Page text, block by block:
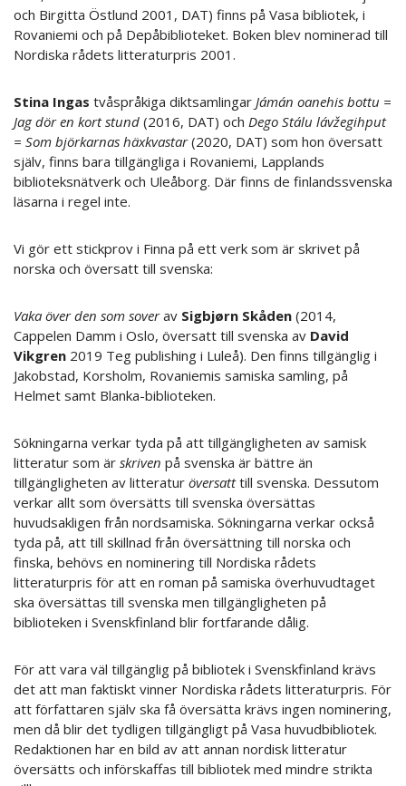
och Birgitta Östlund 2001, DAT) finns på Vasa bibliotek, i
Rovaniemi och på Depåbiblioteket. Boken blev nominerad till
Nordiska rådets litteraturpris 2001.
Stina Ingas tvåspråkiga diktsamlingar Jámán oanehis bottu =
Jag dör en kort stund (2016, DAT) och Dego Stálu lávžegihput
= Som björkarnas häxkvastar(2020, DAT) som hon översatt
själv, finns bara tillgängliga i Rovaniemi, Lapplands
biblioteksnätverk och Uleåborg. Där finns de finlandssvenska
läsarna i regel inte.
Vi gör ett stickprov i Finna på ett verk som är skrivet på
norska och översatt till svenska:
Vaka över den som soverav Sigbjørn Skåden (2014,
Cappelen Damm i Oslo, översatt till svenska av David
Vikgren 2019 Teg publishing i Luleå). Den finns tillgänglig i
Jakobstad, Korsholm, Rovaniemis samiska samling, på
Helmet samt Blanka-biblioteken.
Sökningarna verkar tyda på att tillgängligheten av samisk
litteratur som är skriven på svenska är bättre än
tillgängligheten av litteratur översatttill svenska. Dessutom
verkar allt som översätts till svenska översättas
huvudsakligen från nordsamiska. Sökningarna verkar också
tyda på, att till skillnad från översättning till norska och
finska, behövs en nominering till Nordiska rådets
litteraturpris för att en roman på samiska överhuvudtaget
ska översättas till svenska men tillgängligheten på
biblioteken i Svenskfinland blir fortfarande dålig.
För att vara väl tillgänglig på bibliotek i Svenskfinland krävs
det att man faktiskt vinner Nordiska rådets litteraturpris. För
att författaren själv ska få översätta krävs ingen nominering,
men då blir det tydligen tillgängligt på Vasa huvudbibliotek.
Redaktionen har en bild av att annan nordisk litteratur
översätts och införskaffas till bibliotek med mindre strikta